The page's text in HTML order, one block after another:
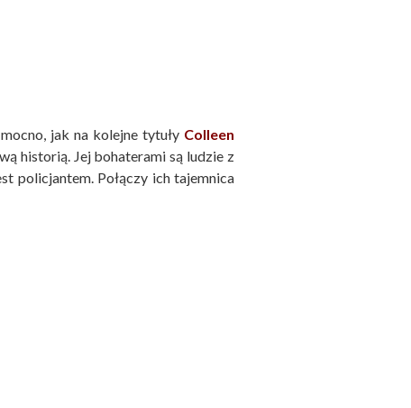
jak na kolejne tytuły Colleen
historią. Jej bohaterami są ludzie z
policjantem. Połączy ich tajemnica